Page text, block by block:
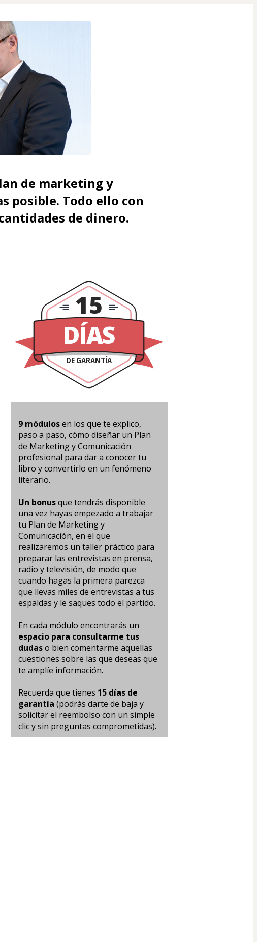
de marketing y
posible. Todo ello con
de dinero.
DÍAS
DE GARANTÍA
15
9 módulos en los que te explico,
paso a paso, cómo diseñar un Plan
de Marketing y Comunicación
profesional para dar a conocer tu
libro y convertirlo en un fenómeno
literario.
Un bonus que tendrás disponible
una vez hayas empezado a trabajar
tu Plan de Marketing y
Comunicación, en el que
realizaremos un taller práctico para
preparar las entrevistas en prensa,
radio y televisión, de modo que
cuando hagas la primera parezca
que llevas miles de entrevistas a tus
espaldas y le saques todo el partido.
espacio para consultarme tus
dudas o bien comentarme aquellas
cuestiones sobre las que deseas que
te amplíe información.
Recuerda que tienes 15 días de
garantía (podrás darte de baja y
solicitar el reembolso con un simple
clic y sin preguntas comprometidas).